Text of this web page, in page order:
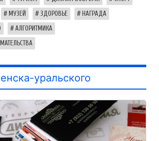
МУЗЕЙ ЗДОРОВЬЕ НАГРАДА
АЛГОРИТМИКА
уральского